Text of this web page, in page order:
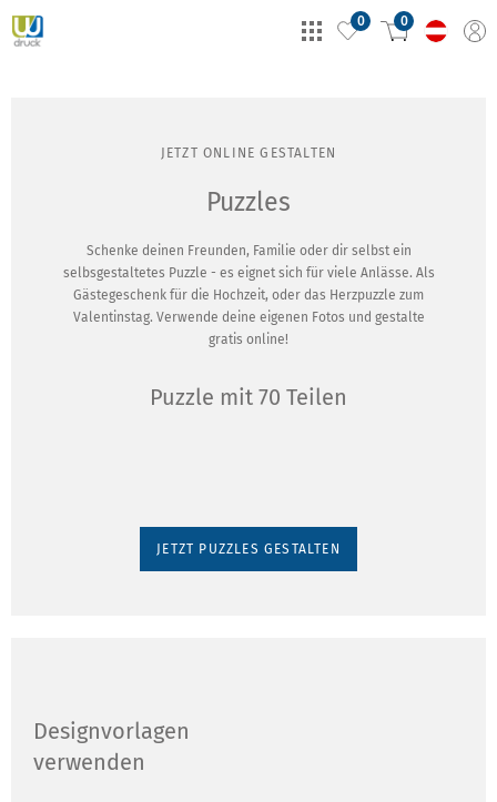
0 0
JETZT ONLINE GESTALTEN
Puzzles
Schenke deinen Freunden, Familie oder dir selbst ein
selbsgestaltetes Puzzle - es eignet sich für viele Anlässe. Als
Gästegeschenk für die Hochzeit, oder das Herzpuzzle zum
Valentinstag. Verwende deine eigenen Fotos und gestalte
gratis online!
Puzzle mit 70 Teilen
JETZT PUZZLES GESTALTEN
Designvorlagen
verwenden